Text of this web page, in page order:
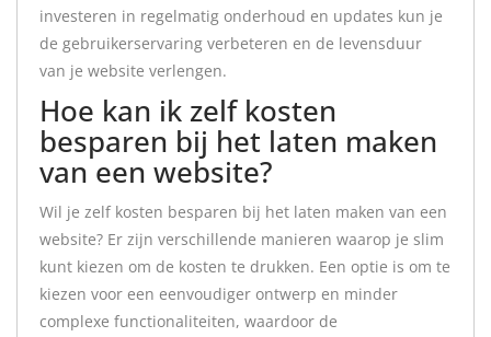
investeren in regelmatig onderhoud en updates kun je
de gebruikerservaring verbeteren en de levensduur
van je website verlengen.
Hoe kan ik zelf kosten
besparen bij het laten maken
van een website?
Wil je zelf kosten besparen bij het laten maken van een
website? Er zijn verschillende manieren waarop je slim
kunt kiezen om de kosten te drukken. Een optie is om te
kiezen voor een eenvoudiger ontwerp en minder
complexe functionaliteiten, waardoor de